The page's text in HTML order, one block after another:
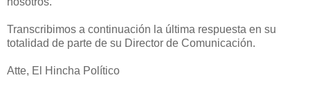
Transcribimos a continuación la última respuesta en su
totalidad de parte de su Director de Comunicación.
Atte, El Hincha Político